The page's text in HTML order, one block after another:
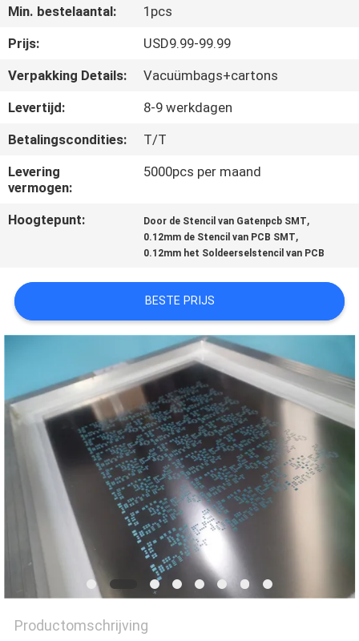
KWALITEITSCONTROLE
NEEM
MET
ONS
GEVALLEN
PRIVACYBELEID
Min. bestelaantal:
1pcs
Prijs:
USD9.99-99.99
Verpakking Details:
Vacuümbags+cartons
Levertijd:
8-9 werkdagen
Betalingscondities:
T/T
Levering
vermogen:
5000pcs per maand
Hoogtepunt: Door de Stencil van Gatenpcb SMT,
0.12mm de Stencil van PCB SMT,
0.12mm het Soldeerselstencil van PCB
BESTE PRIJS
Productomschrijving